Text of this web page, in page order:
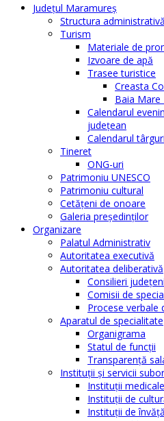
Judeţul Maramureş
Structura administrativă
Turism
Materiale de
Izvoare de apă
Trasee turistice
Creasta
Baia Mare
Calendarul
judeţean
Calendarul
Tineret
ONG-uri
Patrimoniu UNESCO
Patrimoniu cultural
Cetăţeni de onoare
Galeria președinților
Organizare
Palatul Administrativ
Autoritatea executivă
Autoritatea deliberativă
Consilieri judeţeni
Comisii de
Procese verbale
Aparatul de specialitate
Organigrama
Statul de funcții
Transparență
Instituţii şi servicii
Instituţii medicale
Instituţii de
Instituţii de